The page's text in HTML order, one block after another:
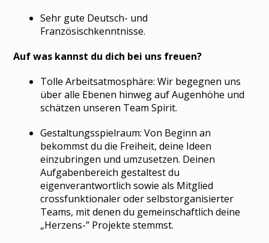
Sehr gute Deutsch- und
Französischkenntnisse.
Auf was kannst du dich bei uns freuen?
Tolle Arbeitsatmosphäre: Wir begegnen uns
über alle Ebenen hinweg auf Augenhöhe und
schätzen unseren Team Spirit.
Gestaltungsspielraum: Von Beginn an
bekommst du die Freiheit, deine Ideen
einzubringen und umzusetzen. Deinen
Aufgabenbereich gestaltest du
eigenverantwortlich sowie als Mitglied
crossfunktionaler oder selbstorganisierter
Teams, mit denen du gemeinschaftlich deine
„Herzens-” Projekte stemmst.